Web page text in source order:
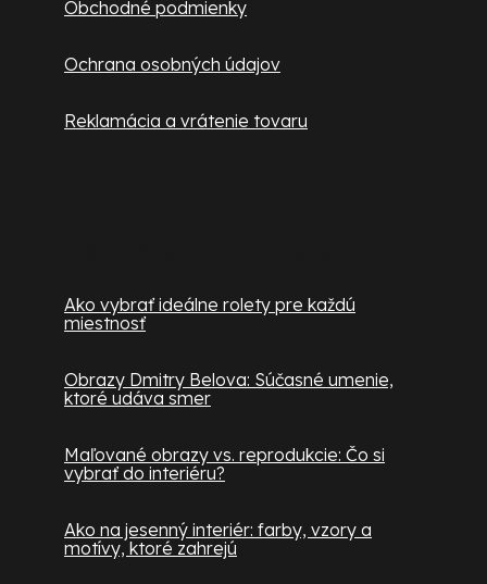
u
Obchodné podmienky
Ochrana osobných údajov
Reklamácia a vrátenie tovaru
Ako vybrať ideálne rolety pre každú
miestnosť
Obrazy Dmitry Belova: Súčasné umenie,
ktoré udáva smer
Maľované obrazy vs. reprodukcie: Čo si
vybrať do interiéru?
Ako na jesenný interiér: farby, vzory a
motívy, ktoré zahrejú